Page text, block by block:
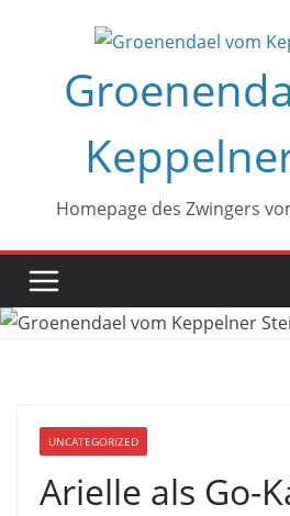
springen
Homepage des Zwingers
UNCATEGORIZED
Arielle als Go-